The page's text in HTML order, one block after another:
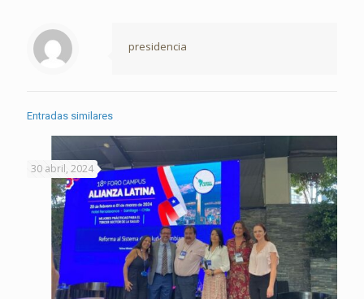
presidencia
Entradas similares
30 abril, 2024